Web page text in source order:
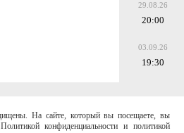
29.08.26
20:00
03.09.26
19:30
На сайте, который вы посещаете, вы
конфиденциальности и политикой